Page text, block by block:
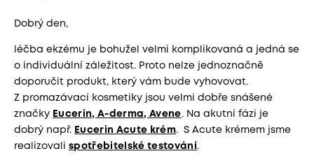
Dobrý den,
léčba ekzému je bohužel velmi komplikovaná a jedná se
o individuální záležitost. Proto nelze jednoznačně
doporučit produkt, který vám bude vyhovovat.
Z promazávací kosmetiky jsou velmi dobře snášené
značky Eucerin, A-derma, Avene. Na akutní fázi je
dobrý např. Eucerin Acute krém. S Acute krémem jsme
realizovali spotřebitelské testování.